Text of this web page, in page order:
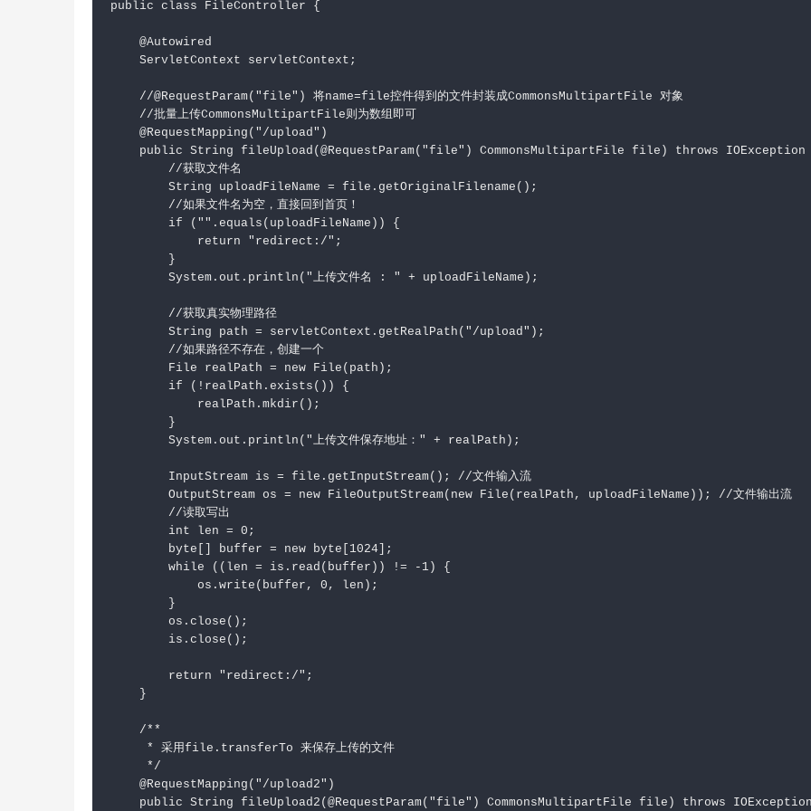
public class FileController {
    @Autowired
    ServletContext servletContext;
    //@RequestParam("file") 将name=file控件得到的文件封装成CommonsMultipartFile 对象
    //批量上传CommonsMultipartFile则为数组即可
    @RequestMapping("/upload")
public String fileUpload(@RequestParam("file") CommonsMultipartFile file) throws IOException
        //获取文件名
        String uploadFileName = file.getOriginalFilename();
        //如果文件名为空，直接回到首页！
        if ("".equals(uploadFileName)) {
            return "redirect:/";
        }
        System.out.println("上传文件名 : " + uploadFileName);
        //获取真实物理路径
        String path = servletContext.getRealPath("/upload");
        //如果路径不存在，创建一个
        File realPath = new File(path);
        if (!realPath.exists()) {
            realPath.mkdir();
        }
        System.out.println("上传文件保存地址：" + realPath);
        InputStream is = file.getInputStream(); //文件输入流
        OutputStream os = new FileOutputStream(new File(realPath, uploadFileName)); //文件输出流
        //读取写出
        int len = 0;
        byte[] buffer = new byte[1024];
        while ((len = is.read(buffer)) != -1) {
            os.write(buffer, 0, len);
        }
        os.close();
        is.close();
        return "redirect:/";
    }
    /**
     * 采用file.transferTo 来保存上传的文件
     */
    @RequestMapping("/upload2")
public String fileUpload2(@RequestParam("file") CommonsMultipartFile file) throws